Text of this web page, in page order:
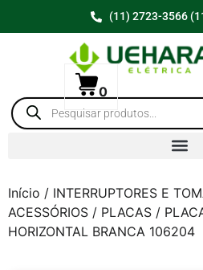
(11) 2723-3566
0
Início / INTERRUPTORES E
ACESSÓRIOS / PLACAS /
HORIZONTAL BRANCA 106204